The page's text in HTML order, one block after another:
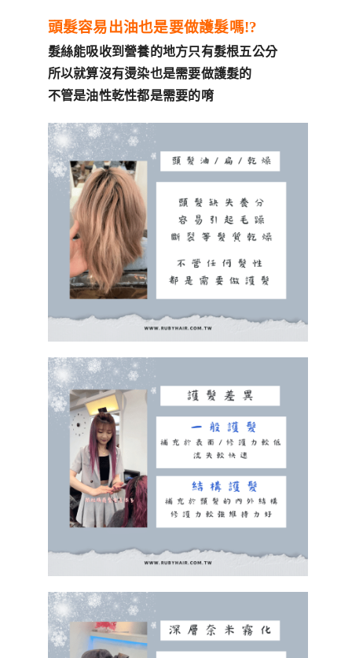
頭髮容易出油也是要做護髮嗎!?
髮絲能吸收到營養的地方只有髮根五公分
所以就算沒有燙染也是需要做護髮的
不管是油性乾性都是需要的唷